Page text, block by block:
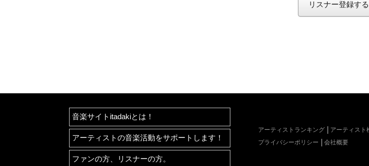
リスナー登録する
音楽サイトitadakiとは！
アーティストの音楽活動をサポートします！
ファンの方、リスナーの方。
アーティストランキング アーティスト
プライバシーポリシー
会社概要